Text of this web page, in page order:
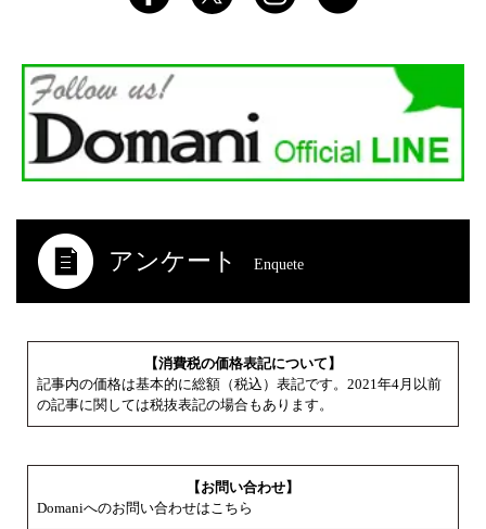
アンケート Enquete
【消費税の価格表記について】
記事内の価格は基本的に総額（税込）表記です。2021年4月以前
の記事に関しては税抜表記の場合もあります。
【お問い合わせ】
Domaniへのお問い合わせはこちら